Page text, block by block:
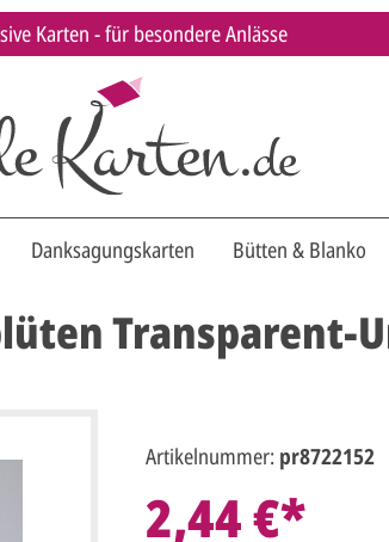
Karten - für besondere Anlässe
Danksagungskarten Bütten & Blanko
Transparent-
2,44 €*
Artikelnummer: pr8722152